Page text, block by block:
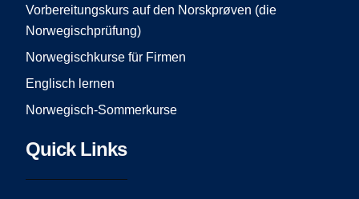
Vorbereitungskurs auf den Norskprøven (die
Norwegischprüfung)
Norwegischkurse für Firmen
Englisch lernen
Norwegisch-Sommerkurse
Quick Links